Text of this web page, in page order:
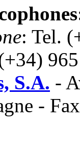
: Tel.
S.A. -
-